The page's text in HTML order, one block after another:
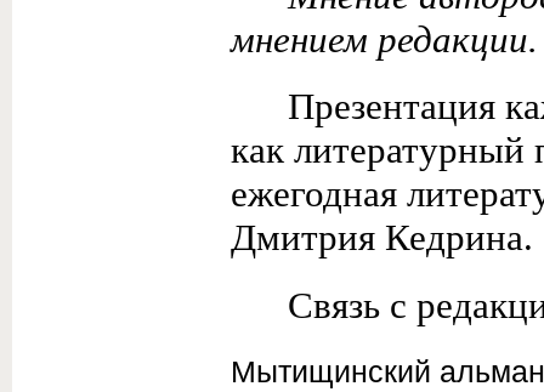
мнением редакции.
Презентация
как литературный
ежегодная
Дмитрия Кедрина.
Связь с
Мытищинский